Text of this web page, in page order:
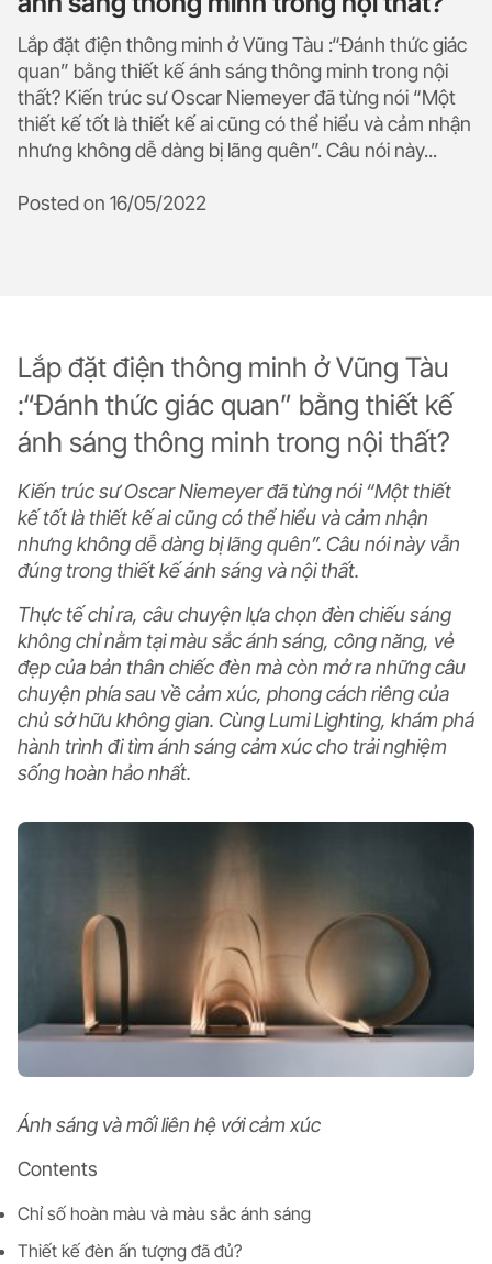
Lắp đặt điện thông minh ở Vũng Tàu :“Đánh thức giác
quan” bằng thiết kế ánh sáng thông minh trong nội
thất? Kiến trúc sư Oscar Niemeyer đã từng nói “Một
thiết kế tốt là thiết kế ai cũng có thể hiểu và cảm nhận
nhưng không dễ dàng bị lãng quên”. Câu nói này...
Posted on 16/05/2022
Lắp đặt điện thông minh ở Vũng Tàu
:“Đánh thức giác quan” bằng thiết kế
ánh sáng thông minh trong nội thất?
Kiến trúc sư Oscar Niemeyer đã từng nói “Một thiết
kế tốt là thiết kế ai cũng có thể hiểu và cảm nhận
nhưng không dễ dàng bị lãng quên”. Câu nói này vẫn
đúng trong thiết kế ánh sáng và nội thất.
Thực tế chỉ ra, câu chuyện lựa chọn đèn chiếu sáng
không chỉ nằm tại màu sắc ánh sáng, công năng, vẻ
đẹp của bản thân chiếc đèn mà còn mở ra những câu
chuyện phía sau về cảm xúc, phong cách riêng của
chủ sở hữu không gian. Cùng Lumi Lighting, khám phá
hành trình đi tìm ánh sáng cảm xúc cho trải nghiệm
sống hoàn hảo nhất.
Ánh sáng và mối liên hệ với cảm xúc
Contents
Chỉ số hoàn màu và màu sắc ánh sáng
Thiết kế đèn ấn tượng đã đủ?